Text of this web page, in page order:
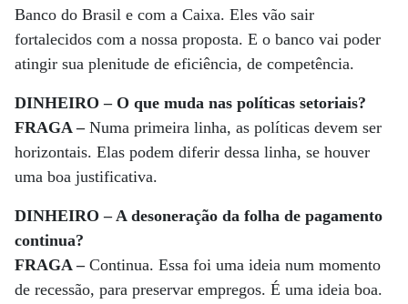
Banco do Brasil e com a Caixa. Eles vão sair
fortalecidos com a nossa proposta. E o banco vai poder
atingir sua plenitude de eficiência, de competência.
DINHEIRO – O que muda nas políticas setoriais?
FRAGA –Numa primeira linha, as políticas devem ser
horizontais. Elas podem diferir dessa linha, se houver
uma boa justificativa.
DINHEIRO – A desoneração da folha de pagamento
continua?
FRAGA –Continua. Essa foi uma ideia num momento
de recessão, para preservar empregos. É uma ideia boa.